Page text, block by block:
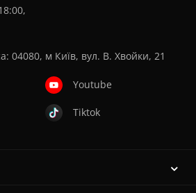
04080, м Київ, вул. В. Хвойки, 21
Youtube
Tiktok